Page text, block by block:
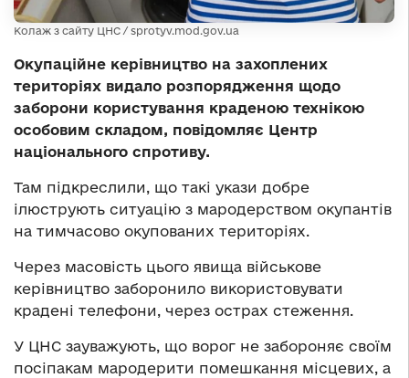
Колаж з сайту ЦНС / sprotyv.mod.gov.ua
Окупаційне керівництво на захоплених
територіях видало розпорядження щодо
заборони користування краденою технікою
особовим складом, повідомляє Центр
національного спротиву.
Там підкреслили, що такі укази добре
ілюструють ситуацію з мародерством окупантів
на тимчасово окупованих територіях.
Через масовість цього явища військове
керівництво заборонило використовувати
крадені телефони, через острах стеження.
У ЦНС зауважують, що ворог не забороняє своїм
посіпакам мародерити помешкання місцевих, а